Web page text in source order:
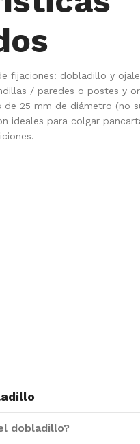
fijaciones: dobladillo y
/ paredes o postes y
25 mm de diámetro (no
ideales para colgar
dobladillo?